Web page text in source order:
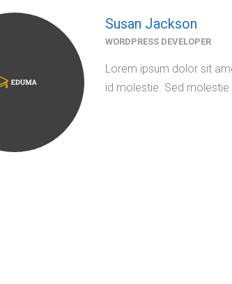
Susan Jackson
WORDPRESS DEVELOPER
Lorem ipsum dolor sit
id molestie. Sed